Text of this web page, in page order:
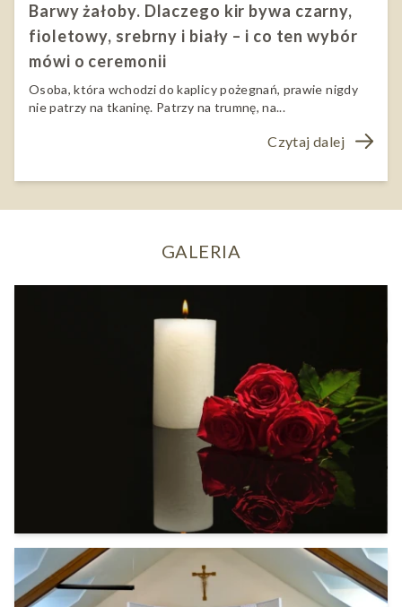
Barwy żałoby. Dlaczego kir bywa czarny,
fioletowy, srebrny i biały – i co ten wybór
mówi o ceremonii
Osoba, która wchodzi do kaplicy pożegnań, prawie nigdy
nie patrzy na tkaninę. Patrzy na trumnę, na...
Czytaj dalej
GALERIA